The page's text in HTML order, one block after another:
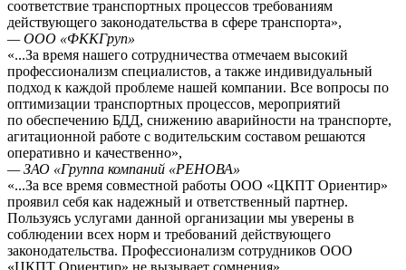
соответствие транспортных процессов требованиям
действующего законодательства в сфере транспорта»,
— ООО «ФККГруп»
«...За время нашего сотрудничества отмечаем высокий
профессионализм специалистов, а также индивидуальный
подход к каждой проблеме нашей компании. Все вопросы по
оптимизации транспортных процессов, мероприятий
по обеспечению БДД, снижению аварийности на транспорте,
агитационной работе с водительским составом решаются
оперативно и качественно»,
— ЗАО «Группа компаний «РЕНОВА»
«...За все время совместной работы ООО «ЦКПТ Ориентир»
проявил себя как надежный и ответственный партнер.
Пользуясь услугами данной организации мы уверены в
соблюдении всех норм и требований действующего
законодательства. Профессионализм сотрудников ООО
«ЦКПТ Ориентир» не вызывает сомнения»,